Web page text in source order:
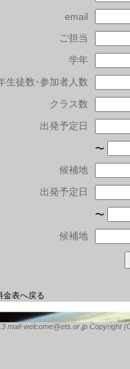
email
ご担当
学年
生徒数･参加者人数
クラス数
出発予定日
〜
候補地
出発予定日
〜
候補地
表へ戻る
mail-welcome@ets.or.jp Copyright